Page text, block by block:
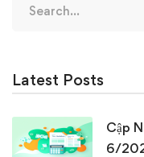
for:
Latest Posts
Cập
6/